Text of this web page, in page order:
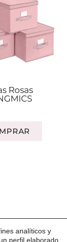
Rosas
analíticos y
perfil elaborado